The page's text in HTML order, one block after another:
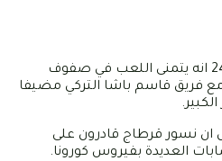
أكد مرتضى بن وناس لفووت24 انه يتمنى اللعب في صفوف
فريق قاسم باشا التركي مضيفا
ان نسور قرطاج قادرون على
العديدة بفيروس كورونا.